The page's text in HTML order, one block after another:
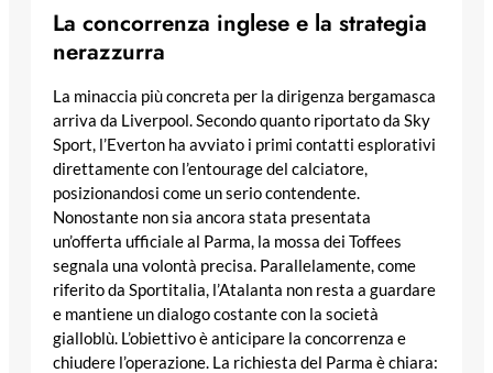
La concorrenza inglese e la strategia
nerazzurra
La minaccia più concreta per la dirigenza bergamasca
arriva da Liverpool. Secondo quanto riportato da Sky
Sport, l’Everton ha avviato i primi contatti esplorativi
direttamente con l’entourage del calciatore,
posizionandosi come un serio contendente.
Nonostante non sia ancora stata presentata
un’offerta ufficiale al Parma, la mossa dei Toffees
segnala una volontà precisa. Parallelamente, come
riferito da Sportitalia, l’Atalanta non resta a guardare
e mantiene un dialogo costante con la società
gialloblù. L’obiettivo è anticipare la concorrenza e
chiudere l’operazione. La richiesta del Parma è chiara: